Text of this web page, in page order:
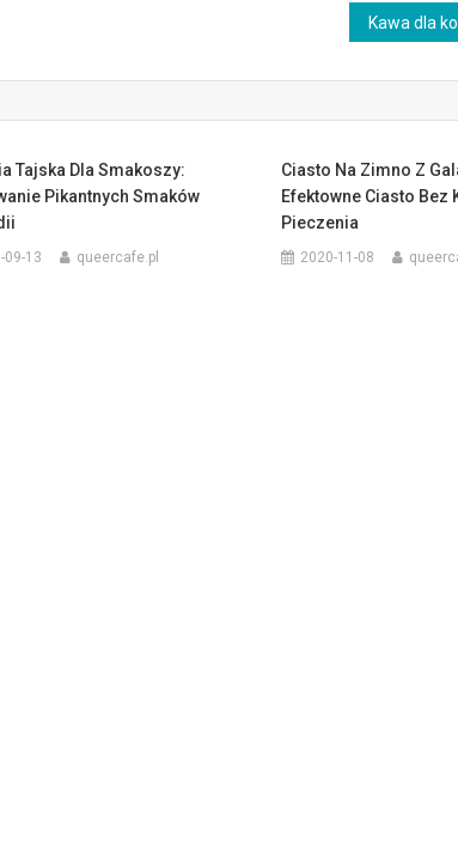
Tajska Dla Smakoszy:
Pikantnych Smaków
09-13 queercafe.pl
Ciasto Na Zimno Z
Efektowne Ciasto Bez
Pieczenia
2020-11-08